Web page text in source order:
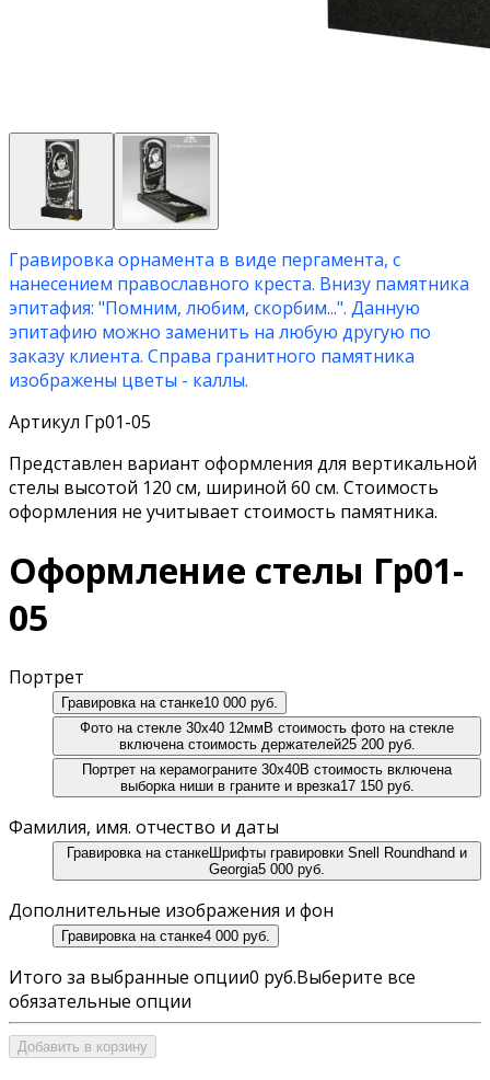
Гравировка орнамента в виде пергамента, с
нанесением православного креста. Внизу памятника
эпитафия: "Помним, любим, скорбим...". Данную
эпитафию можно заменить на любую другую по
заказу клиента. Справа гранитного памятника
изображены цветы - каллы.
Артикул Гр01-05
Представлен вариант оформления для вертикальной
стелы высотой 120 см, шириной 60 см. Стоимость
оформления не учитывает стоимость памятника.
Оформление стелы Гр01-
05
Портрет
Гравировка на станке10 000 руб.
Фото на стекле 30х40 12мм В стоимость фото на стекле
включена стоимость держателей25 200 руб.
Портрет на керамограните 30х40В стоимость включена
выборка ниши в граните и врезка17 150 руб.
Фамилия, имя. отчество и даты
Гравировка на станке Шрифты гравировки Snell Roundhand и
Georgia5 000 руб.
Дополнительные изображения и фон
Гравировка на станке4 000 руб.
Итого за выбранные опции0 руб.Выберите все
обязательные опции
Добавить в корзину